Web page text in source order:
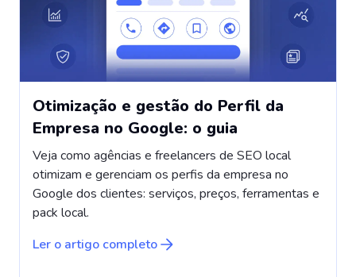
Otimização e gestão do Perfil da
Empresa no Google: o guia
Veja como agências e freelancers de SEO local
otimizam e gerenciam os perfis da empresa no
Google dos clientes: serviços, preços, ferramentas e
pack local.
Ler o artigo completo